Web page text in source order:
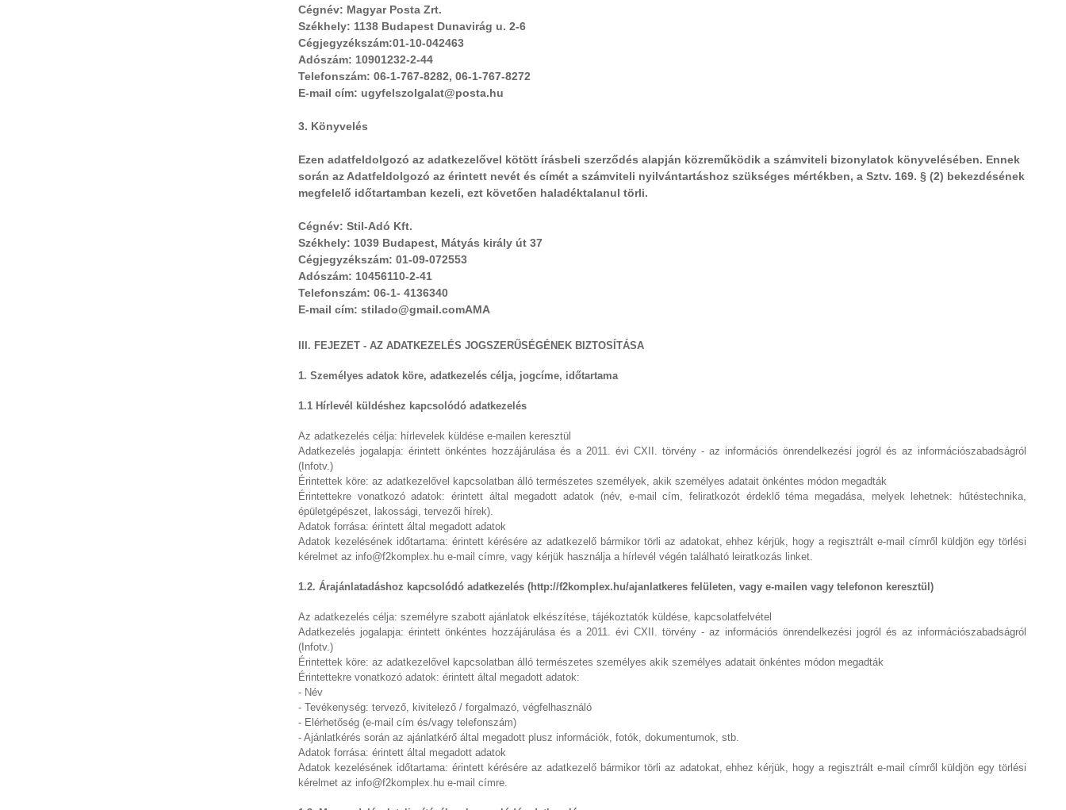
Cégnév: Magyar Posta Zrt.
Székhely: 1138 Budapest Dunavirág u. 2-6
Cégjegyzékszám:01-10-042463
Adószám: 10901232-2-44
Telefonszám: 06-1-767-8282, 06-1-767-8272
E-mail cím: ugyfelszolgalat@posta.hu
3. Könyvelés
Ezen adatfeldolgozó az adatkezelővel kötött írásbeli szerződés alapján közreműködik a számviteli bizonylatok könyvelésében. Ennek
során az Adatfeldolgozó az érintett nevét és címét a számviteli nyilvántartáshoz szükséges mértékben, a Sztv. 169. § (2) bekezdésének
megfelelő időtartamban kezeli, ezt követően haladéktalanul törli.
Cégnév: Stil-Adó Kft.
Székhely: 1039 Budapest, Mátyás király út 37
Cégjegyzékszám: 01-09-072553
Adószám: 10456110-2-41
Telefonszám: 06-1- 4136340
E-mail cím: stilado@gmail.comAMA
III. FEJEZET - AZ ADATKEZELÉS JOGSZERŰSÉGÉNEK BIZTOSÍTÁSA
1. Személyes adatok köre, adatkezelés célja, jogcíme, időtartama
1.1 Hírlevél küldéshez kapcsolódó adatkezelés
Az adatkezelés célja: hírlevelek küldése e-mailen keresztül
Adatkezelés jogalapja: érintett önkéntes hozzájárulása és a 2011. évi CXII. törvény - az információs önrendelkezési jogról és az információszabadságról
(Infotv.)
Érintettek köre: az adatkezelővel kapcsolatban álló természetes személyek, akik személyes adatait önkéntes módon megadták
Érintettekre vonatkozó adatok: érintett által megadott adatok (név, e-mail cím, feliratkozót érdeklő téma megadása, melyek lehetnek: hűtéstechnika,
épületgépészet, lakossági, tervezői hírek).
Adatok forrása: érintett által megadott adatok
Adatok kezelésének időtartama: érintett kérésére az adatkezelő bármikor törli az adatokat, ehhez kérjük, hogy a regisztrált e-mail címről küldjön egy törlési
kérelmet az info@f2komplex.hu e-mail címre, vagy kérjük használja a hírlevél végén található leiratkozás linket.
1.2. Árajánlatadáshoz kapcsolódó adatkezelés (http://f2komplex.hu/ajanlatkeres felületen, vagy e-mailen vagy telefonon keresztül)
Az adatkezelés célja: személyre szabott ajánlatok elkészítése, tájékoztatók küldése, kapcsolatfelvétel
Adatkezelés jogalapja: érintett önkéntes hozzájárulása és a 2011. évi CXII. törvény - az információs önrendelkezési jogról és az információszabadságról
(Infotv.)
Érintettek köre: az adatkezelővel kapcsolatban álló természetes személyes akik személyes adatait önkéntes módon megadták
Érintettekre vonatkozó adatok: érintett által megadott adatok:
- Név
- Tevékenység: tervező, kivitelező / forgalmazó, végfelhasználó
- Elérhetőség (e-mail cím és/vagy telefonszám)
- Ajánlatkérés során az ajánlatkérő által megadott plusz információk, fotók, dokumentumok, stb.
Adatok forrása: érintett által megadott adatok
Adatok kezelésének időtartama: érintett kérésére az adatkezelő bármikor törli az adatokat, ehhez kérjük, hogy a regisztrált e-mail címről küldjön egy törlési
kérelmet az info@f2komplex.hu e-mail címre.